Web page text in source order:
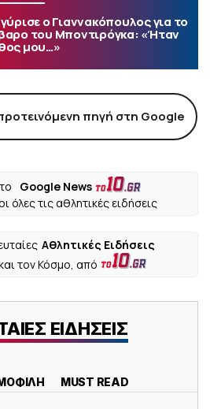
ο Γιαννακόπουλος για το
του Μποντιρόγκα: «Ήταν
μου…»
πηγή στη Google
Google News
όλες τις αθλητικές ειδήσεις
Αθλητικές Ειδήσεις
τον Κόσμο, από
ΕΙΔΗΣΕΙΣ
MUST READ